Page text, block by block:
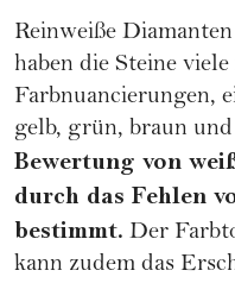
Reinweiße
haben die Steine
Farbnuancierungen,
gelb, grün, braun
Bewertung von
durch das Fehlen
bestimmt. Der
kann zudem das